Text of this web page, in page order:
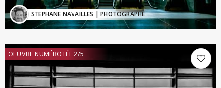
STEPHANE NAVAILLES | PHOTOGRAPHE
OEUVRE NUMÉROTÉE 2/5